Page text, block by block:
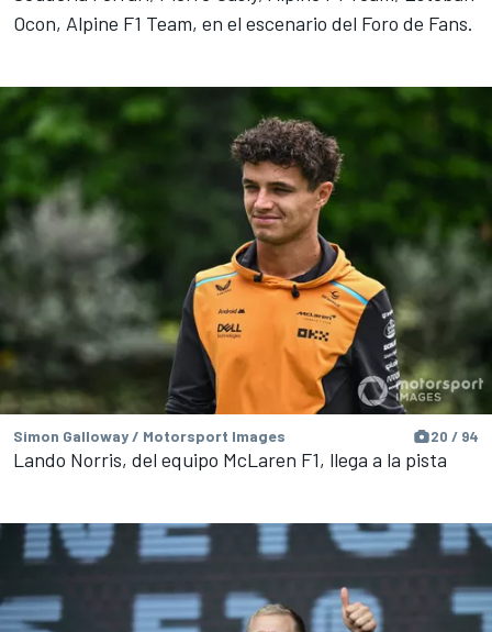
Ocon, Alpine F1 Team, en el escenario del Foro de Fans.
Simon Galloway / Motorsport Images 20 / 94
Lando Norris, del equipo McLaren F1, llega a la pista